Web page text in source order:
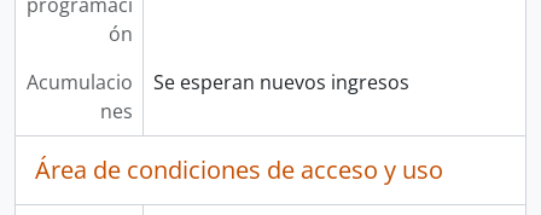
ón
Acumulacio
nes
Se esperan nuevos ingresos
Área de condiciones de acceso y uso